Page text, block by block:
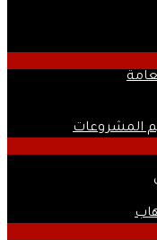
المشروعات